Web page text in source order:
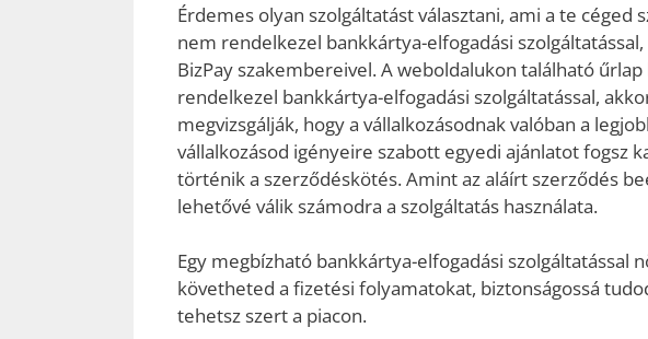
Érdemes olyan szolgáltatást választani, ami a te céged
nem rendelkezel bankkártya-elfogadási
BizPay szakembereivel. A weboldalukon található
rendelkezel bankkártya-elfogadási szolgáltatással,
megvizsgálják, hogy a vállalkozásodnak valóban a
vállalkozásod igényeire szabott egyedi ajánlatot fogsz
történik a szerződéskötés. Amint az aláírt szerződés
lehetővé válik számodra a szolgáltatás használata.
Egy megbízható bankkártya-elfogadási szolgáltatással
követheted a fizetési folyamatokat, biztonságossá
tehetsz szert a piacon.